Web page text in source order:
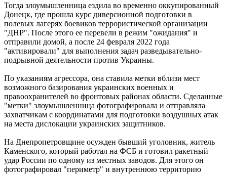
Тогда злоумышленница ездила во временно оккупированный
Донецк, где прошла курс диверсионной подготовки в
полевых лагерях боевиков террористической организации
"ДНР". После этого ее перевели в режим "ожидания" и
отправили домой, а после 24 февраля 2022 года
"активировали" для выполнения задач разведывательно-
подрывной деятельности против Украины.
По указаниям агрессора, она ставила метки вблизи мест
возможного базирования украинских военных и
правоохранителей во фронтовых районах области. Сделанные
"метки" злоумышленница фотографировала и отправляла
захватчикам с координатами для подготовки воздушных атак
на места дислокации украинских защитников.
На Днепропетровщине осужден бывший уголовник, житель
Каменского, который работал на ФСБ и готовил ракетный
удар России по одному из местных заводов. Для этого он
фотографировал "периметр" и внутреннюю территорию